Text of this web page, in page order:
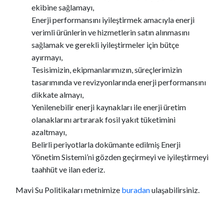
ekibine sağlamayı,
Enerji performansını iyileştirmek amacıyla enerji
verimli ürünlerin ve hizmetlerin satın alınmasını
sağlamak ve gerekli iyileştirmeler için bütçe
ayırmayı,
Tesisimizin, ekipmanlarımızın, süreçlerimizin
tasarımında ve revizyonlarında enerji performansını
dikkate almayı,
Yenilenebilir enerji kaynakları ile enerji üretim
olanaklarını artırarak fosil yakıt tüketimini
azaltmayı,
Belirli periyotlarla dokümante edilmiş Enerji
Yönetim Sistemi’ni gözden geçirmeyi ve iyileştirmeyi
taahhüt ve ilan ederiz.
Mavi Su Politikaları metnimize buradanulaşabilirsiniz.